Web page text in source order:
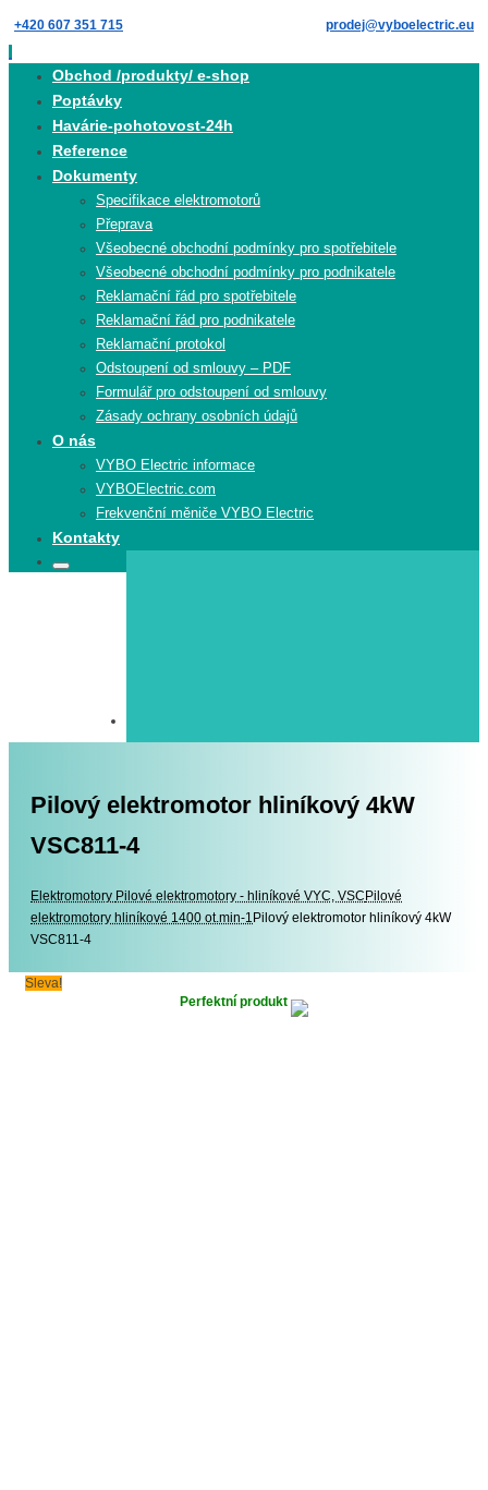
Skip
to
content
+420 607 351 715 prodej@vyboelectric.eu
Obchod /produkty/ e-shop
Poptávky
Havárie-pohotovost-24h
Reference
Dokumenty
Specifikace elektromotorů
Přeprava
Všeobecné obchodní podmínky pro spotřebitele
Všeobecné obchodní podmínky pro podnikatele
Reklamační řád pro spotřebitele
Reklamační řád pro podnikatele
Reklamační protokol
Odstoupení od smlouvy – PDF
Formulář pro odstoupení od smlouvy
Zásady ochrany osobních údajů
O nás
VYBO Electric informace
VYBOElectric.com
Frekvenční měniče VYBO Electric
Kontakty
Search
Search
Pilový elektromotor hliníkový 4kW
VSC811-4
Elektromotory Elektromotory
Pilové elektromotory - hliníkové VYC, VSC Pilové
elektromotory hliníkové 1400 ot.min-1 Pilový elektromotor hliníkový 4kW
VSC811-4
Sleva!
Perfektní produkt